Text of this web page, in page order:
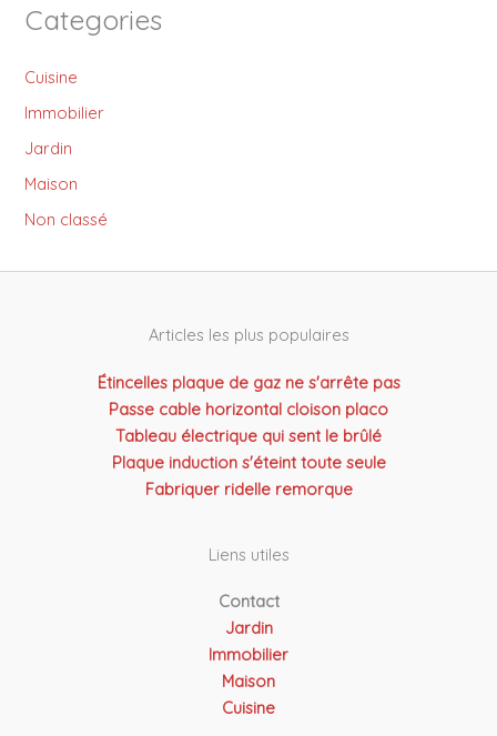
Categories
Cuisine
Immobilier
Jardin
Maison
Non classé
Articles les plus populaires
Étincelles plaque de gaz ne s'arrête pas
Passe cable horizontal cloison placo
Tableau électrique qui sent le brûlé
Plaque induction s'éteint toute seule
Fabriquer ridelle remorque
Liens utiles
Contact
Jardin
Immobilier
Maison
Cuisine